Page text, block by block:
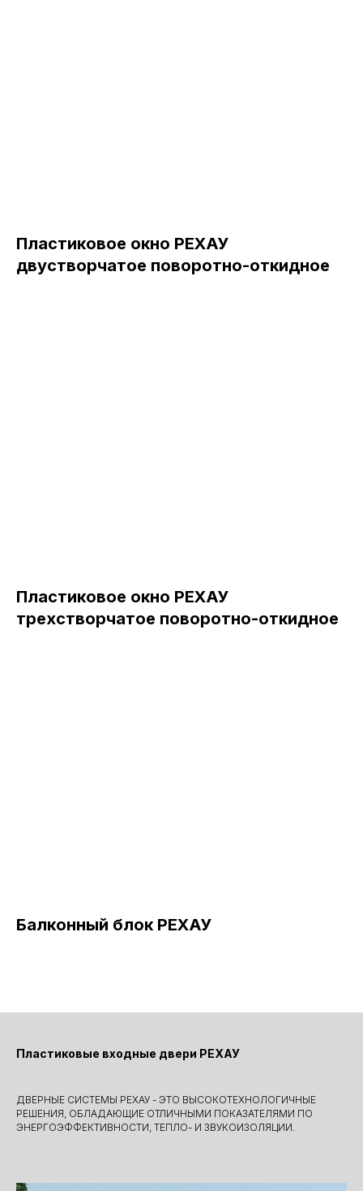
Пластиковое окно РЕХАУ
двустворчатое поворотно-откидное
Пластиковое окно РЕХАУ
трехстворчатое поворотно-откидное
Балконный блок РЕХАУ
Пластиковые входные двери РЕХАУ
ДВЕРНЫЕ СИСТЕМЫ РЕХАУ - ЭТО ВЫСОКОТЕХНОЛОГИЧНЫЕ
РЕШЕНИЯ, ОБЛАДАЮЩИЕ ОТЛИЧНЫМИ ПОКАЗАТЕЛЯМИ ПО
ЭНЕРГОЭФФЕКТИВНОСТИ, ТЕПЛО- И ЗВУКОИЗОЛЯЦИИ.